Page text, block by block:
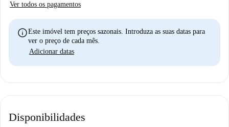
Ver todos os pagamentos
infoEste imóvel tem preços sazonais. Introduza as suas datas para
ver o preço de cada mês.
Adicionar datas
Disponibilidades